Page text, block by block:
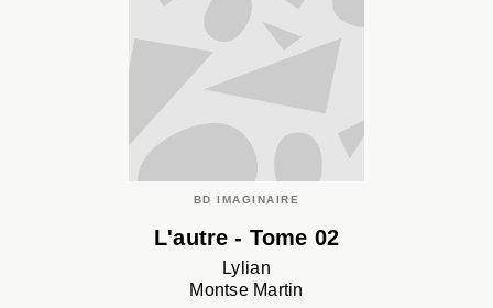
BD IMAGINAIRE
L'autre - Tome 02
Lylian
Montse Martin